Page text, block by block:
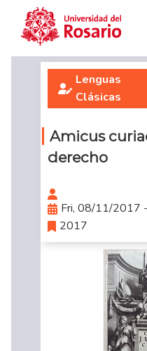
Skip to main content
Lenguas
Clásicas
Amicus
derecho
Fri, 08/11/2017
2017